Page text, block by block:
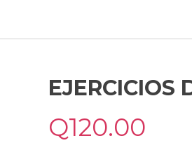
EJERCICIOS
Q120.00